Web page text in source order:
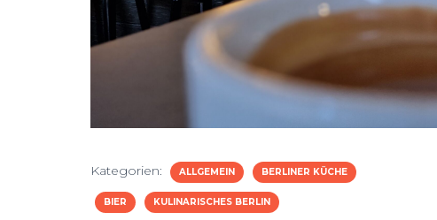
Kategorien: ALLGEMEIN BERLINER KÜCHE
BIER KULINARISCHES BERLIN